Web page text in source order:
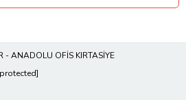
- ANADOLU OFİS KIRTASİYE